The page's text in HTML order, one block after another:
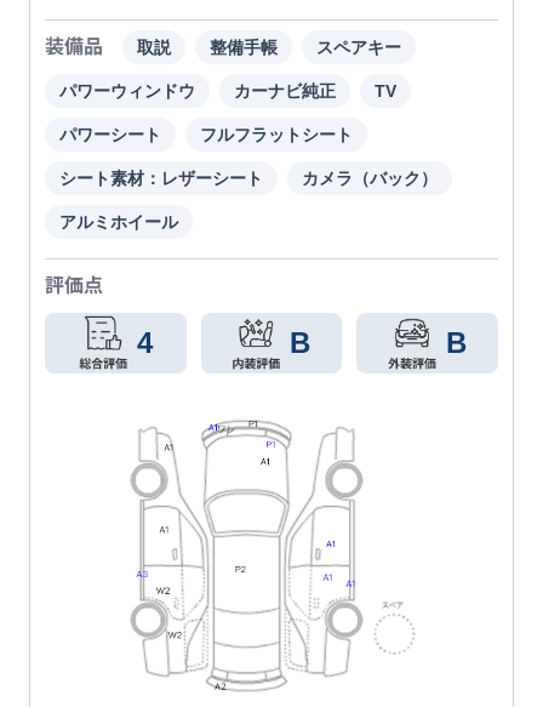
装備品 取説 整備手帳 スペアキー
パワーウィンドウ カーナビ純正 TV
パワーシート フルフラットシート
シート素材：レザーシート カメラ（バック）
アルミホイール
評価点
4 B B